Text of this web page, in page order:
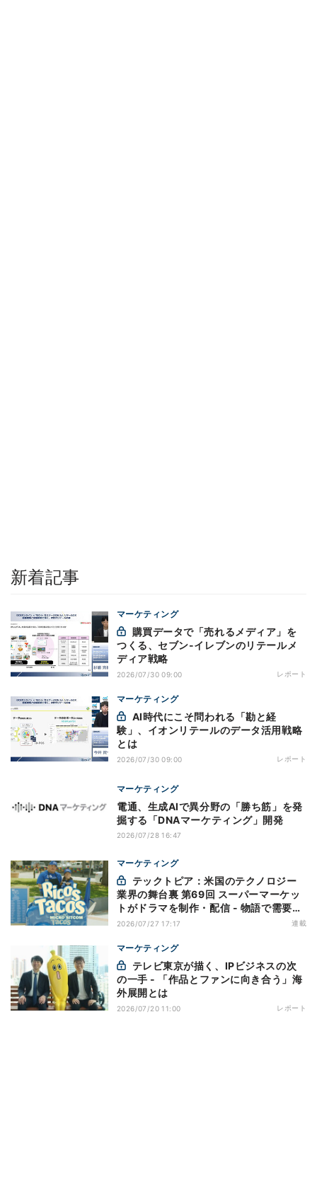
新着記事
マーケティング
つくる、セブン-イレブンのリテールメ
ディア戦略
2026/07/30 09:00 レポート
マーケティング
験」、イオンリテールのデータ活用戦略
とは
2026/07/30 09:00 レポート
マーケティング
電通、生成AIで異分野の「勝ち筋」を発
掘する「DNAマーケティング」開発
2026/07/28 16:47
マーケティング
業界の舞台裏 第69回 スーパーマーケッ
トがドラマを制作・配信 - 物語で需要を
演出する小売メディア
2026/07/27 17:17 連載
マーケティング
の一手 - 「作品とファンに向き合う」海
外展開とは
2026/07/20 11:00 レポート